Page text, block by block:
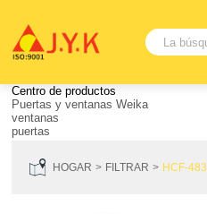
Centro de productos
Puertas y ventanas Weika
ventanas
puertas
HOGAR FILTRAR HCF-483